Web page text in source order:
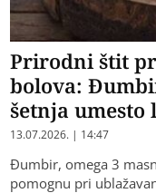
Prirodni štit
bolova:
šetnja umesto
13.07.2026. | 14:47
Đumbir, omega 3
pomognu pri